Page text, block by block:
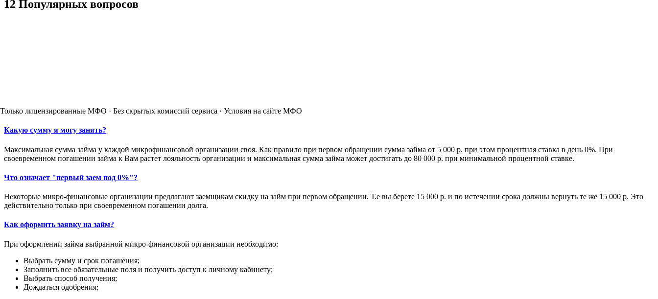
12 Популярных вопросов
Только лицензированные МФО · Без скрытых комиссий сервиса · Условия на сайте МФО
Какую сумму я могу занять?
Максимальная сумма займа у каждой микрофинансовой организации своя. Как правило при первом обращении сумма займа от 5 000 р. при этом процентная ставка в день 0%. При
своевременном погашении займа к Вам растет лояльность организации и максимальная сумма займа может достигать до 80 000 р. при минимальной процентной ставке.
Что означает "первый заем под 0%"?
Некоторые микро-финансовые организации предлагают заемщикам скидку на займ при первом обращении. Т.е вы берете 15 000 р. и по истечении срока должны вернуть те же 15 000 р. Это
действительно только при своевременном погашении долга.
Как оформить заявку на займ?
При оформлении займа выбранной микро-финансовой организации необходимо:
Выбрать сумму и срок погашения;
Заполнить все обязательные поля и получить доступ к личному кабинету;
Выбрать способ получения;
Дождаться одобрения;